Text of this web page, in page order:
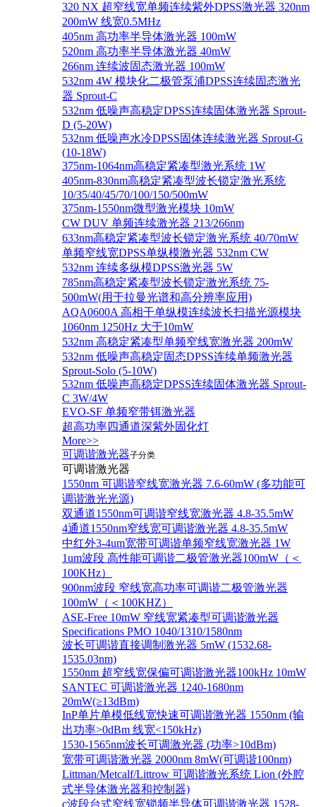
320 NX 超窄线宽单频连续紫外DPSS激光器 320nm
200mW 线宽0.5MHz
405nm 高功率半导体激光器 100mW
520nm 高功率半导体激光器 40mW
266nm 连续波固态激光器 100mW
532nm 4W 模块化二极管泵浦DPSS连续固态激光
器 Sprout-C
532nm 低噪声高稳定DPSS连续固体激光器 Sprout-
D (5-20W)
532nm 低噪声水冷DPSS固体连续激光器 Sprout-G
(10-18W)
375nm-1064nm高稳定紧凑型激光系统 1W
405nm-830nm高稳定紧凑型波长锁定激光系统
10/35/40/45/70/100/150/500mW
375nm-1550nm微型激光模块 10mW
CW DUV 单频连续激光器 213/266nm
633nm高稳定紧凑型波长锁定激光系统 40/70mW
单频窄线宽DPSS单纵模激光器 532nm CW
532nm 连续多纵模DPSS激光器 5W
785nm高稳定紧凑型波长锁定激光系统 75-
500mW(用于拉曼光谱和高分辨率应用)
AQA0600A 高相干单纵模连续波长扫描光源模块
1060nm 1250Hz 大于10mW
532nm 高稳定紧凑型单频窄线宽激光器 200mW
532nm 低噪声高稳定固态DPSS连续单频激光器
Sprout‐Solo (5-10W)
532nm 低噪声高稳定DPSS连续固体激光器 Sprout-
C 3W/4W
EVO-SF 单频窄带铒激光器
超高功率四通道深紫外固化灯
More>>
可调谐激光器子分类
可调谐激光器
1550nm 可调谐窄线宽激光器 7.6-60mW (多功能可
调谐激光光源)
双通道1550nm可调谐窄线宽激光器 4.8-35.5mW
4通道1550nm窄线宽可调谐激光器 4.8-35.5mW
中红外3-4um宽带可调谐单频窄线宽激光器 1W
1um波段 高性能可调谐二极管激光器100mW（＜
100KHz）
900nm波段 窄线宽高功率可调谐二极管激光器
100mW（＜100KHZ）
ASE-Free 10mW 窄线宽紧凑型可调谐激光器
Specifications PMO 1040/1310/1580nm
波长可调谐直接调制激光器 5mW (1532.68-
1535.03nm)
1550nm 超窄线宽保偏可调谐激光器100kHz 10mW
SANTEC 可调谐激光器 1240-1680nm
20mW(≥13dBm)
InP单片单模低线宽快速可调谐激光器 1550nm (输
出功率>0dBm 线宽<150kHz)
1530-1565nm波长可调激光器 (功率>10dBm)
宽带可调谐激光器 2000nm 8mW(可调谐100nm)
Littman/Metcalf/Littrow 可调谐激光系统 Lion (外腔
式半导体激光器和控制器)
c波段台式窄线宽锁频半导体可调谐激光器 1528-